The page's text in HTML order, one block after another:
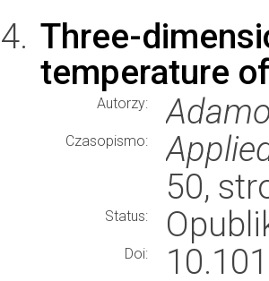
Three-
temperature
Autorzy:
Czasopismo:
50,
Status:
Doi: